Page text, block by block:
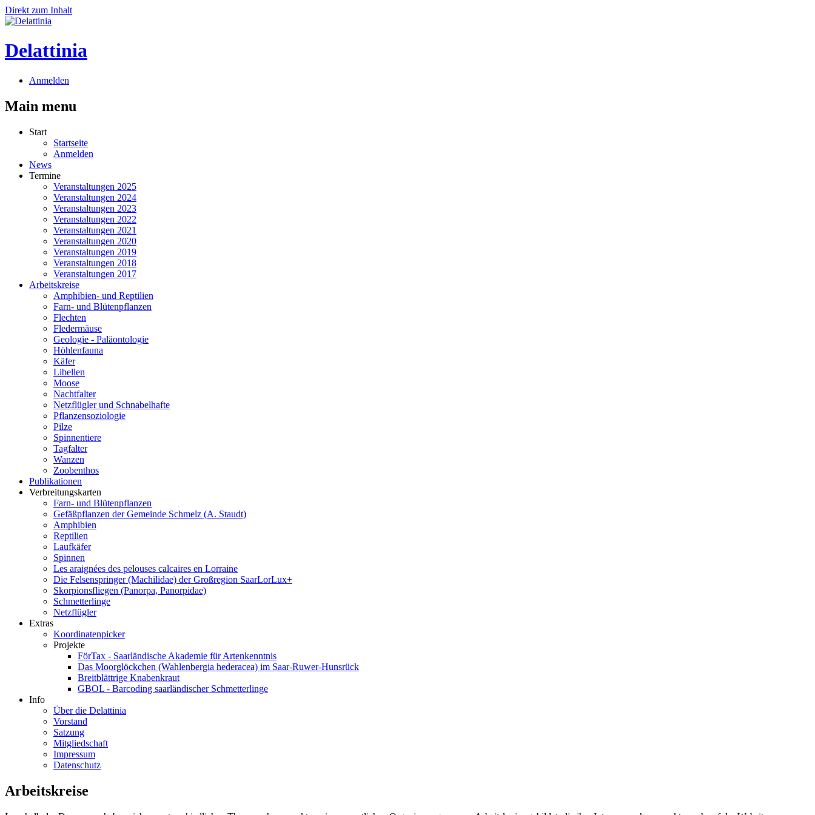
Direkt zum Inhalt
Delattinia
Anmelden
Main menu
Start
Startseite
Anmelden
News
Termine
Veranstaltungen 2025
Veranstaltungen 2024
Veranstaltungen 2023
Veranstaltungen 2022
Veranstaltungen 2021
Veranstaltungen 2020
Veranstaltungen 2019
Veranstaltungen 2018
Veranstaltungen 2017
Arbeitskreise
Amphibien- und Reptilien
Farn- und Blütenpflanzen
Flechten
Fledermäuse
Geologie - Paläontologie
Höhlenfauna
Käfer
Libellen
Moose
Nachtfalter
Netzflügler und Schnabelhafte
Pflanzensoziologie
Pilze
Spinnentiere
Tagfalter
Wanzen
Zoobenthos
Publikationen
Verbreitungskarten
Farn- und Blütenpflanzen
Gefäßpflanzen der Gemeinde Schmelz (A. Staudt)
Amphibien
Reptilien
Laufkäfer
Spinnen
Les araignées des pelouses calcaires en Lorraine
Die Felsenspringer (Machilidae) der Großregion SaarLorLux+
Skorpionsfliegen (Panorpa, Panorpidae)
Schmetterlinge
Netzflügler
Extras
Koordinatenpicker
Projekte
FörTax - Saarländische Akademie für Artenkenntnis
Das Moorglöckchen (Wahlenbergia hederacea) im Saar-Ruwer-Hunsrück
Breitblättrige Knabenkraut
GBOL - Barcoding saarländischer Schmetterlinge
Info
Über die Delattinia
Vorstand
Satzung
Mitgliedschaft
Impressum
Datenschutz
Arbeitskreise